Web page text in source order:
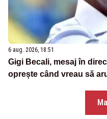
6 aug. 2026, 18:51
Gigi Becali, mesaj în
oprește când vreau să